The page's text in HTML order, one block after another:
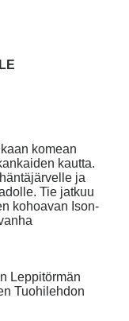
komean
kautta.
ja
Tie jatkuu
kohoavan Ison-
Leppitörmän
Tuohilehdon